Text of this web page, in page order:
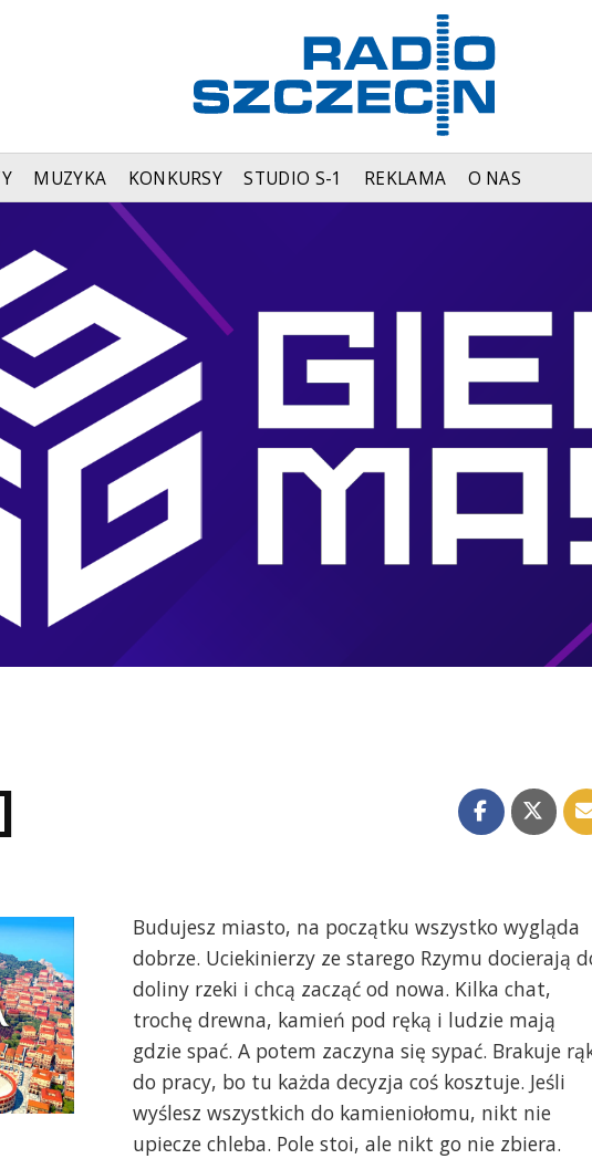
MUZYKA KONKURSY STUDIO S-1 REKLAMA O NAS
Budujesz miasto, na początku wszystko wygląda
dobrze. Uciekinierzy ze starego Rzymu docierają
doliny rzeki i chcą zacząć od nowa. Kilka chat,
trochę drewna, kamień pod ręką i ludzie mają
gdzie spać. A potem zaczyna się sypać. Brakuje
do pracy, bo tu każda decyzja coś kosztuje. Jeśli
wyślesz wszystkich do kamieniołomu, nikt nie
upiecze chleba. Pole stoi, ale nikt go nie zbiera.